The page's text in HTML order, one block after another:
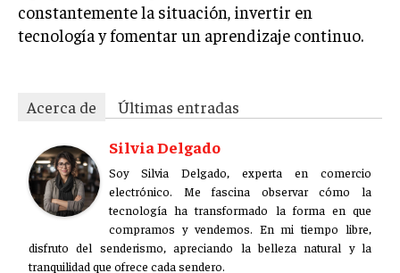
constantemente la situación, invertir en
tecnología y fomentar un aprendizaje continuo.
Acerca de
Últimas entradas
Silvia Delgado
Soy Silvia Delgado, experta en comercio
electrónico. Me fascina observar cómo la
tecnología ha transformado la forma en que
compramos y vendemos. En mi tiempo libre,
disfruto del senderismo, apreciando la belleza natural y la
tranquilidad que ofrece cada sendero.